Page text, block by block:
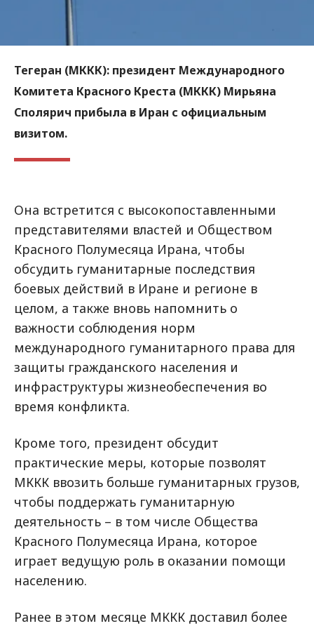
Тегеран (МККК): президент Международного
Комитета Красного Креста (МККК) Мирьяна
Сполярич прибыла в Иран с официальным
визитом.
Она встретится с высокопоставленными
представителями властей и Обществом
Красного Полумесяца Ирана, чтобы
обсудить гуманитарные последствия
боевых действий в Иране и регионе в
целом, а также вновь напомнить о
важности соблюдения норм
международного гуманитарного права для
защиты гражданского населения и
инфраструктуры жизнеобеспечения во
время конфликта.
Кроме того, президент обсудит
практические меры, которые позволят
МККК ввозить больше гуманитарных грузов,
чтобы поддержать гуманитарную
деятельность – в том числе Общества
Красного Полумесяца Ирана, которое
играет ведущую роль в оказании помощи
населению.
Ранее в этом месяце МККК доставил более